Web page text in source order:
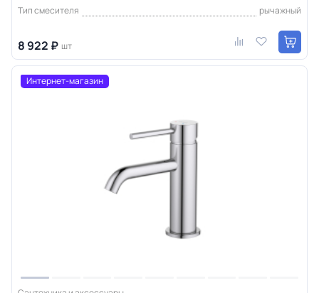
Тип смесителя
рычажный
8 922 ₽ шт
Интернет-магазин